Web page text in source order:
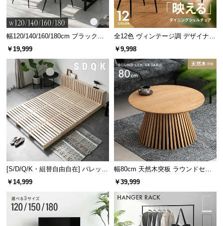
幅120/140/160/180cm ブラックフ
レーム ダイニング 大理石調 4人掛
￥19,999
全12色 ヴィンテージ調 デザイナー
ズシェルチェア
￥9,998
[S/D/Q/K・組替自由自在] パレット
ベッド 8/12/16枚セット
￥14,999
幅80cm 天然木突板 ラウンドセン
ターテーブル 美しい格子デザイン
￥39,999